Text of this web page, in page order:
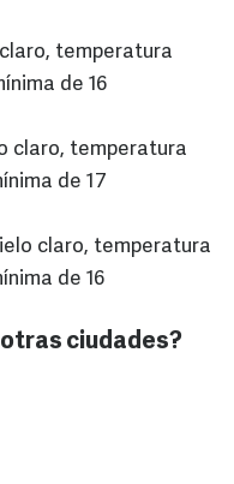
temperatura
de 16
claro, temperatura
de 17
claro, temperatura
de 16
ciudades?